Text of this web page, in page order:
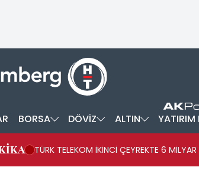
BORSA DÖVİZ ALTIN YATIRIM
TÜRK TELEKOM İKİNCİ ÇEYREKTE 6